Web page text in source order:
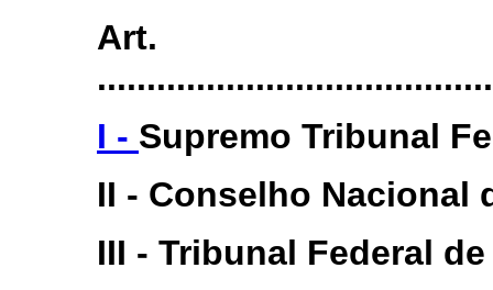
Art.
I - Supremo Tribunal
II - Conselho Nacional
III - Tribunal Federal